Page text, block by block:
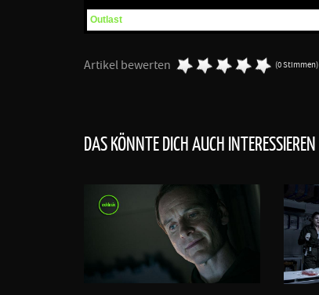
Outlast
Artikel bewerten (0 Stimmen)
DAS KÖNNTE DICH AUCH INTERESSIEREN